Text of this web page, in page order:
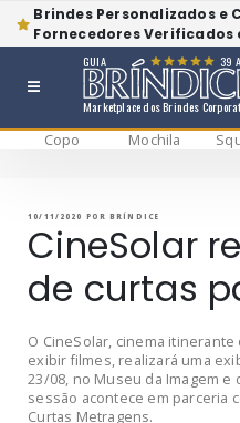
Brindes Personalizados
Fornecedores Verificados
Marketplace dos Brindes
GUIA 39
Copo Mochila
conteúdo
PUBLICADO
10/11/2020 PORBRÍNDICE
CineSolar
de curtas
O CineSolar, cinema
exibir filmes, realizará uma
23/08, no Museu da Imagem e
sessão acontece em parceria
Curtas Metragens.